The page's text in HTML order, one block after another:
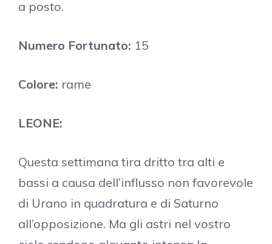
a posto.
Numero Fortunato: 15
Colore: rame
LEONE:
Questa settimana tira dritto tra alti e
bassi a causa dell’influsso non favorevole
di Urano in quadratura e di Saturno
all’opposizione. Ma gli astri nel vostro